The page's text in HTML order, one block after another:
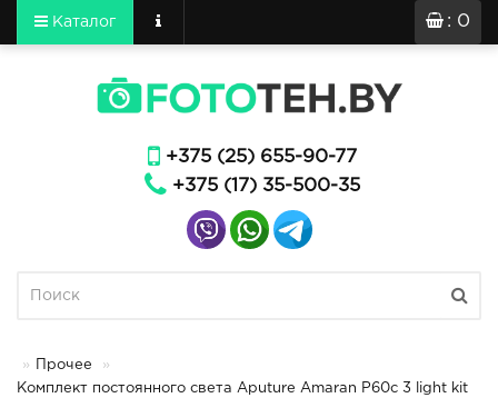
: 0
Каталог
+375 (25) 655-90-77
+375 (17) 35-500-35
Прочее
Комплект постоянного света Aputure Amaran P60c 3 light kit